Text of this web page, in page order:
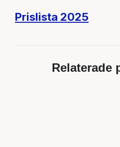
Prislista 2025
Relaterade